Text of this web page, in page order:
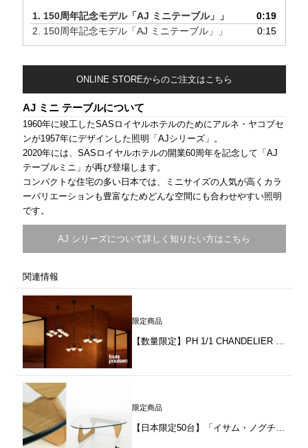
1. 150周年記念モデル「AJ ミニテーブル」」
0:19
2. 150周年記念モデル「AJ ミニテーブル」」 0:15
ONLINE STOREからのご注文はこちら
AJ ミニ テーブルについて
1960年に竣工したSASロイヤルホテルのためにアルネ・ヤコブセ
ンが1957年にデザインした照明「AJシリーズ」。
2020年には、SASロイヤルホテルの開業60周年を記念して「AJ
テーブルミニ」が再び登場します。
コンパクトな住宅の多い日本では、ミニサイズの人気が高くカラ
ーバリエーションも豊富なためどんな空間にも合わせやすい照明
です。
AJ シリーズについて詳しく知りたい方はこちら
関連情報
限定商品
限定商品
【日本限定50台】「イサム・ノグチコーヒーテーブル オーク」発売のお知らせ